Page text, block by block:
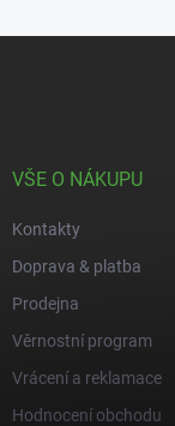
VŠE O NÁKUPU
Kontakty
Doprava & platba
Prodejna
Věrnostní program
Vrácení a reklamace
Hodnocení obchodu